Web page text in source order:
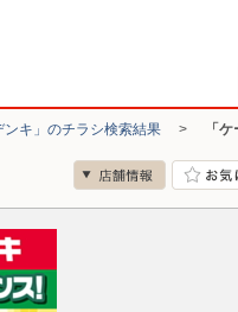
ンキ」のチラシ検索結果 > 「